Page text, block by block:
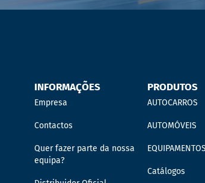
INFORMAÇÕES
Empresa
Contactos
Quer fazer parte da nossa
equipa?
PRODUTOS
AUTOCARROS
AUTOMÓVEIS
Catálogos